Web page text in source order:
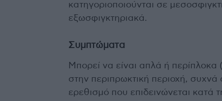
κατηγοριοποιούνται σε
εξωσφιγκτηριακά.
Συμπτώματα
Μπορεί να είναι απλά ή
στην περιπρωκτική περιοχή,
ερεθισμό που επιδεινώνεται κατά